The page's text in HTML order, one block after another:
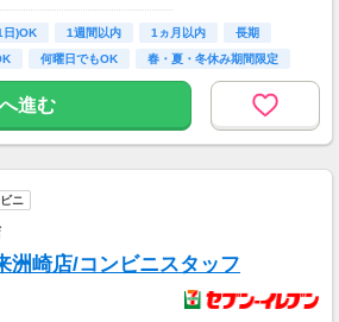
ー
です。
、在宅で手軽に参加で
1P＝1円）＋商品提供
し、発行スピードや手
日)OK 1週間以内 1ヵ月以内
長期
何曜日でもOK 春・夏・冬休み期間限定
進む
ニ
洲崎店/コンビニスタッフ